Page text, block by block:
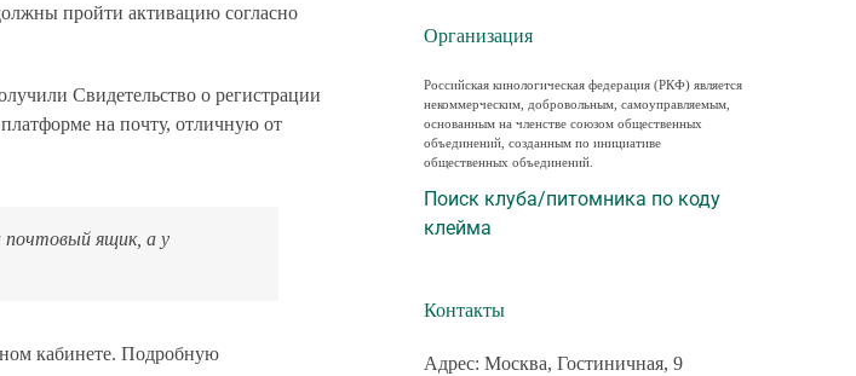
пройти активацию согласно
Свидетельство о регистрации
на почту, отличную от
ящик, а у
кабинете. Подробную
Организация
Российская кинологическая федерация (РКФ) является
некоммерческим, добровольным, самоуправляемым,
основанным на членстве союзом общественных
объединений, созданным по инициативе
общественных объединений.
Поиск клуба/питомника по коду
клейма
Контакты
Адрес: Москва, Гостиничная, 9